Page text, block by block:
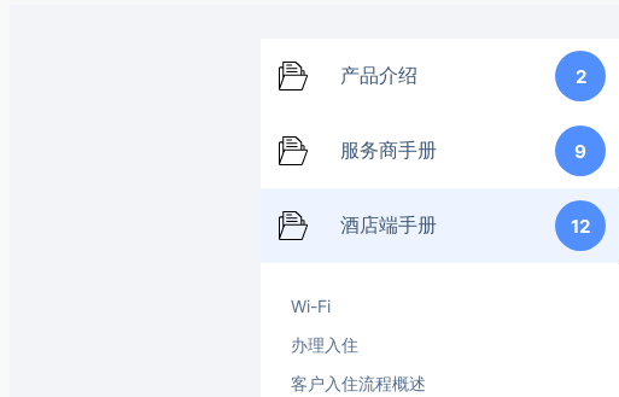
产品介绍 2
服务商手册 9
酒店端手册 12
Wi-Fi
办理入住
客户入住流程概述